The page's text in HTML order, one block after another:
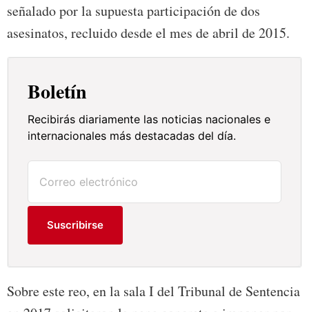
señalado por la supuesta participación de dos
asesinatos, recluido desde el mes de abril de 2015.
Boletín
Recibirás diariamente las noticias nacionales e
internacionales más destacadas del día.
Suscribirse
Sobre este reo, en la sala I del Tribunal de Sentencia